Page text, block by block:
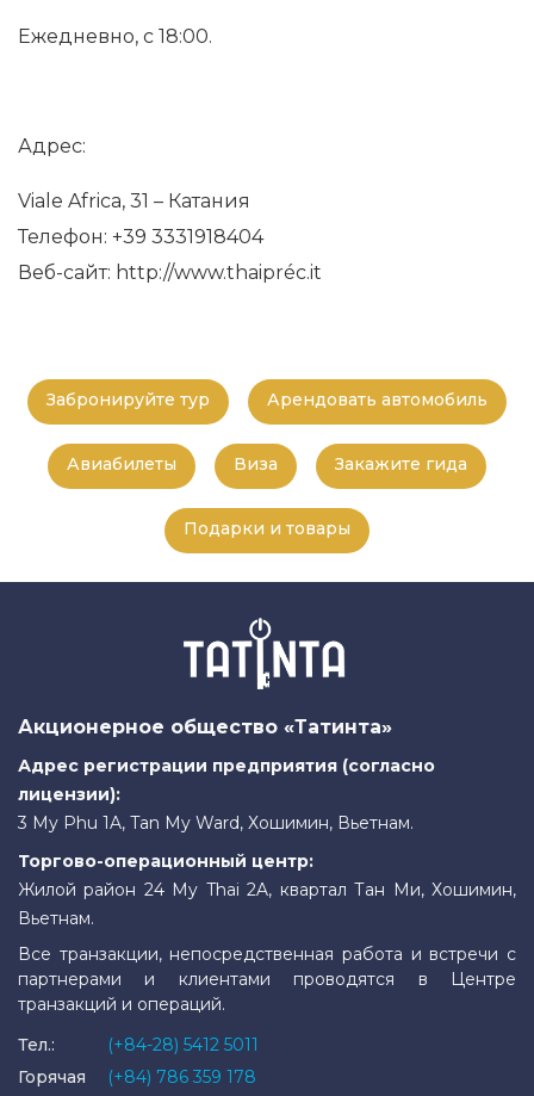
Ежедневно, с 18:00.
Адрес:
Viale Africa, 31 – Катания
Телефон: +39 3331918404
Веб-сайт: http://www.thaipréc.it
Забронируйте тур Арендовать автомобиль
Авиабилеты Виза Закажите гида
Подарки и товары
Акционерное общество «Татинта»
Адрес регистрации предприятия (согласно
лицензии):
3 My Phu 1A, Tan My Ward, Хошимин, Вьетнам.
Торгово-операционный центр:
Жилой район 24 My Thai 2A, квартал Тан Ми, Хошимин,
Вьетнам.
Все транзакции, непосредственная работа и встречи с
партнерами и клиентами проводятся в Центре
транзакций и операций.
Тел.:
(+84-28) 5412 5011
Горячая
(+84) 786 359 178